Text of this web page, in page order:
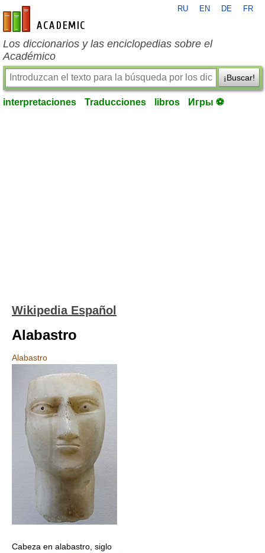
es-academic.com
RU EN DE FR
Los diccionarios y las enciclopedias sobre el
Académico
¡Buscar!
interpretaciones Traducciones libros Игры ⚽
Wikipedia Español
Alabastro
Alabastro
Cabeza en alabastro, siglo